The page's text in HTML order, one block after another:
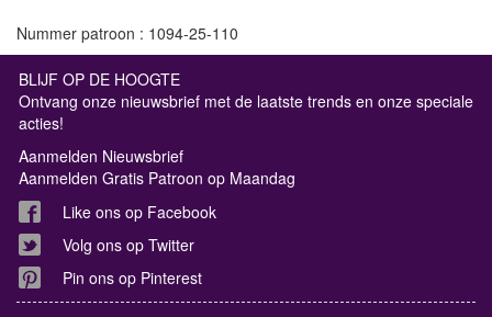
Nummer patroon : 1094-25-110
BLIJF OP DE HOOGTE
Ontvang onze nieuwsbrief met de laatste trends en onze speciale
acties!
Aanmelden Nieuwsbrief
Aanmelden Gratis Patroon op Maandag
Like ons op Facebook
Volg ons op Twitter
Pin ons op Pinterest